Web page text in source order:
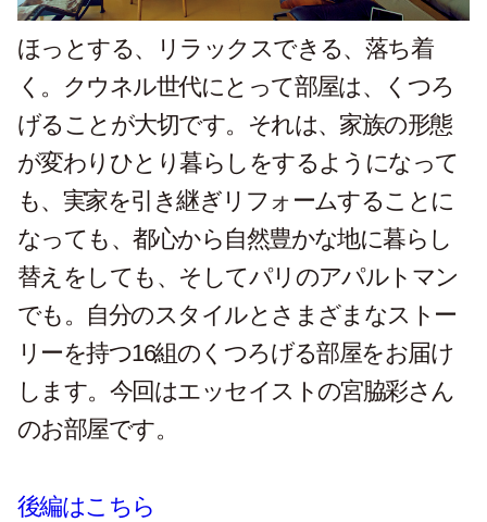
ほっとする、リラックスできる、落ち着
く。クウネル世代にとって部屋は、くつろ
げることが大切です。それは、家族の形態
が変わりひとり暮らしをするようになって
も、実家を引き継ぎリフォームすることに
なっても、都心から自然豊かな地に暮らし
替えをしても、そしてパリのアパルトマン
でも。自分のスタイルとさまざまなストー
リーを持つ16組のくつろげる部屋をお届け
します。今回はエッセイストの宮脇彩さん
のお部屋です。
後編はこちら